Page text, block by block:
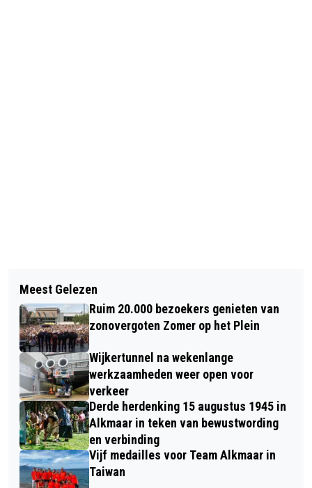
HULPDIENSTEN RUKKEN UIT VOOR
VERMEEND BOOTONGELUK IN BERGEN
AAN ZEE
BRAND SNEL ONDER CONTROLE BIJ
BEDRIJFSPAND IN ALKMAAR
Meest Gelezen
Ruim 20.000 bezoekers genieten van
zonovergoten Zomer op het Plein
Wijkertunnel na wekenlange
werkzaamheden weer open voor
verkeer
Derde herdenking 15 augustus 1945 in
Alkmaar in teken van bewustwording
en verbinding
Vijf medailles voor Team Alkmaar in
Taiwan